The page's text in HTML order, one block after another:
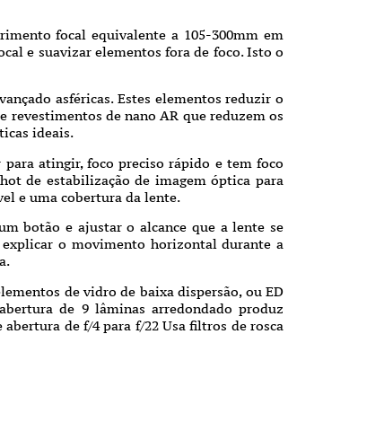
focal equivalente a 105-300mm em
e suavizar elementos fora de foco. Isto o
asféricas. Estes elementos reduzir o
revestimentos de nano AR que reduzem os
ideais.
atingir, foco preciso rápido e tem foco
de estabilização de imagem óptica para
e uma cobertura da lente.
botão e ajustar o alcance que a lente se
o movimento horizontal durante a
de vidro de baixa dispersão, ou ED
de 9 lâminas arredondado produz
de f/4 para f/22 Usa filtros de rosca